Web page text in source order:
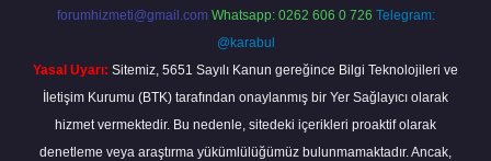
forumhizmeti@gmail.com Whatsapp: 0262 606 0 726 Telegram:
@karabul
Yasal Uyarı: Sitemiz, 5651 Sayılı Kanun gereğince Bilgi Teknolojileri ve
İletişim Kurumu (BTK) tarafından onaylanmış bir Yer Sağlayıcı olarak
hizmet vermektedir. Bu nedenle, sitedeki içerikleri proaktif olarak
denetleme veya araştırma yükümlülüğümüz bulunmamaktadır. Ancak,